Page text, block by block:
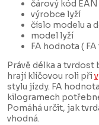
čárový kód EAN
výrobce lyží
číslo modelu a
model lyží
FA hodnota (
Právě délka a tvrdost
hrají klíčovou roli při
stylu jízdy. FA
kilogramech
Pomáhá určit, jak
vhodná.